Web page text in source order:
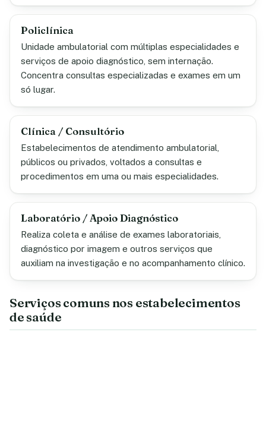
Policlínica
Unidade ambulatorial com múltiplas especialidades e
serviços de apoio diagnóstico, sem internação.
Concentra consultas especializadas e exames em um
só lugar.
Clínica / Consultório
Estabelecimentos de atendimento ambulatorial,
públicos ou privados, voltados a consultas e
procedimentos em uma ou mais especialidades.
Laboratório / Apoio Diagnóstico
Realiza coleta e análise de exames laboratoriais,
diagnóstico por imagem e outros serviços que
auxiliam na investigação e no acompanhamento clínico.
Serviços comuns nos estabelecimentos
de saúde